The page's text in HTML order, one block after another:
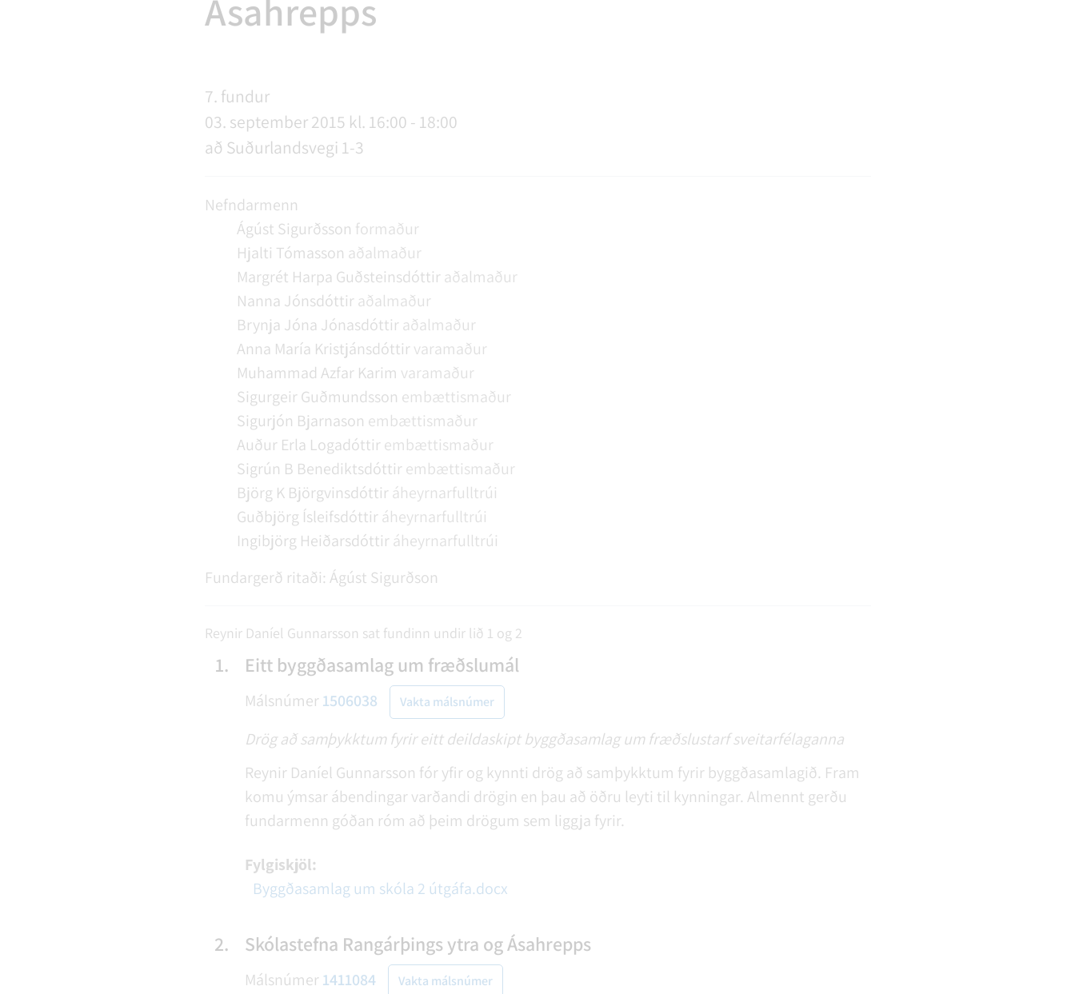
STARFSFÓLK RANGÁRÞINGS YTRA
Ásahrepps
7. fundur
03. september 2015 kl. 16:00 - 18:00
að Suðurlandsvegi 1-3
Nefndarmenn
Ágúst Sigurðsson formaður
Hjalti Tómasson aðalmaður
Margrét Harpa Guðsteinsdóttir aðalmaður
Nanna Jónsdóttir aðalmaður
Brynja Jóna Jónasdóttir aðalmaður
Anna María Kristjánsdóttir varamaður
Muhammad Azfar Karim varamaður
Sigurgeir Guðmundsson embættismaður
Sigurjón Bjarnason embættismaður
Auður Erla Logadóttir embættismaður
Sigrún B Benediktsdóttir embættismaður
Björg K Björgvinsdóttir áheyrnarfulltrúi
Guðbjörg Ísleifsdóttir áheyrnarfulltrúi
Ingibjörg Heiðarsdóttir áheyrnarfulltrúi
Fundargerð ritaði: Ágúst Sigurðson
Reynir Daníel Gunnarsson sat fundinn undir lið 1 og 2
1. Eitt byggðasamlag um fræðslumál
Málsnúmer1506038 Vakta málsnúmer
Drög að samþykktum fyrir eitt deildaskipt byggðasamlag um fræðslustarf sveitarfélaganna
Reynir Daníel Gunnarsson fór yfir og kynnti drög að samþykktum fyrir byggðasamlagið. Fram
komu ýmsar ábendingar varðandi drögin en þau að öðru leyti til kynningar. Almennt gerðu
fundarmenn góðan róm að þeim drögum sem liggja fyrir.
Fylgiskjöl:
Byggðasamlag um skóla 2 útgáfa.docx
2. Skólastefna Rangárþings ytra og Ásahrepps
Málsnúmer1411084 Vakta málsnúmer